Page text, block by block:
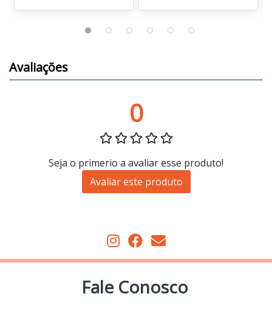
Avaliações
0
Seja o primerio a avaliar esse produto!
Avaliar este produto
Fale Conosco